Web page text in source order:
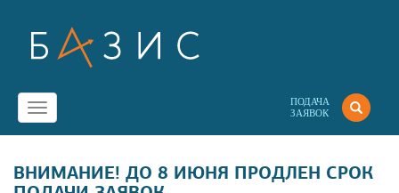
ПОДАЧА
ЗАЯВОК
Toggle
navigation
ВНИМАНИЕ! ДО 8 ИЮНЯ ПРОДЛЕН СРОК